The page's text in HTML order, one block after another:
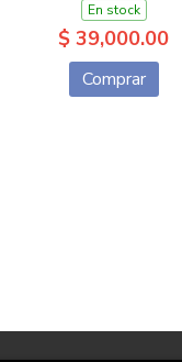
En stock
$ 39,000.00
Comprar